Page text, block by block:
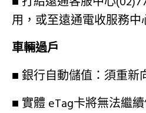
用，或至遠通電收服務中
車輛過戶
■ 銀行自動儲值：須重新
■ 實體 eTag卡將無法繼續